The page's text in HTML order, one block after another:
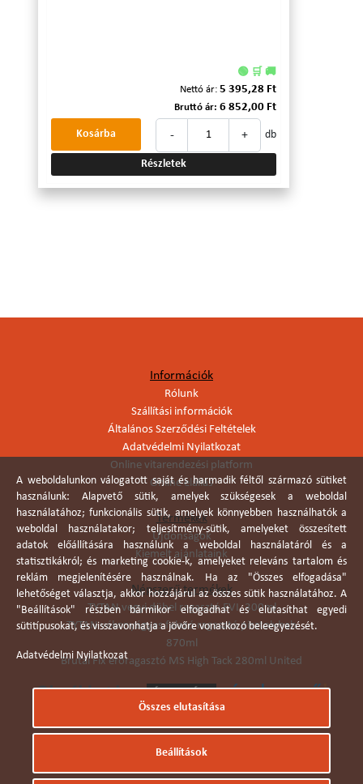
🟢 🛒 🚚
Nettó ár: 5 395,28 Ft
Bruttó ár: 6 852,00 Ft
- + db
Kosárba
Részletek
Információk
Rólunk
Szállítási információk
Általános Szerződési Feltételek
Adatvédelmi Nyilatkozat
Online vitarendezési platform
Online elállás
Termékek
Újdonságok
Kiemelt ajánlataink
Népszerű termékek
TYTAN vegyi dübel ragasztó EVI. 300ml
TYTAN vékonyágyas falazó ragasztó pisztolyhab
870ml
Brutál Fix erőragasztó MS High Tack 280ml United
A weboldalunkon válogatott saját és harmadik féltől származó sütiket
használunk: Alapvető sütik, amelyek szükségesek a weboldal
használatához; funkcionális sütik, amelyek könnyebben használhatók a
weboldal használatakor; teljesítmény-sütik, amelyeket összesített
adatok előállítására használunk a weboldal használatáról és a
statisztikákról; és marketing cookie-k, amelyeket releváns tartalom és
reklám megjelenítésére használnak. Ha az "Összes elfogadása"
lehetőséget választja, akkor hozzájárul az összes sütik használatához. A
"Beállítások" részben bármikor elfogadhat és elutasíthat egyedi
sütitípusokat, és visszavonhatja a jövőre vonatkozó beleegyezését.
Adatvédelmi Nyilatkozat
Összes elutasítása
Beállítások